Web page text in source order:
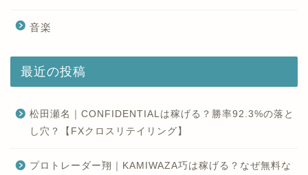
音楽
最近の投稿
松田瀬名｜CONFIDENTIALは稼げる？勝率92.3%の落と
し穴？【FXクロスリテイリング】
プロトレーダー翔｜KAMIWAZA巧は稼げる？なぜ無料な